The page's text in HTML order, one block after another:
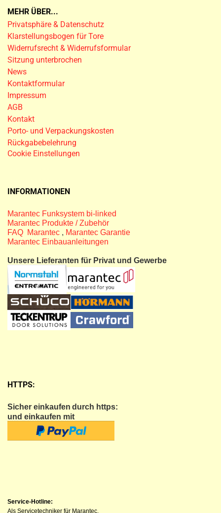
MEHR ÜBER...
Privatsphäre & Datenschutz
Klarstellungsbogen für Tore
Widerrufsrecht & Widerrufsformular
Sitzung unterbrochen
News
Kontaktformular
Impressum
AGB
Kontakt
Porto- und Verpackungskosten
Rückgabebelehrung
Cookie Einstellungen
INFORMATIONEN
Marantec Funksystem bi-linked
Marantec Produkte / Zubehör
FAQ Marantec , Marantec Garantie
Marantec Einbauanleitungen
Unsere Lieferanten für Privat und Gewerbe
HTTPS:
Sicher einkaufen durch https:
und einkaufen mit
Service-Hotline:
Als Servicetechniker für Marantec,